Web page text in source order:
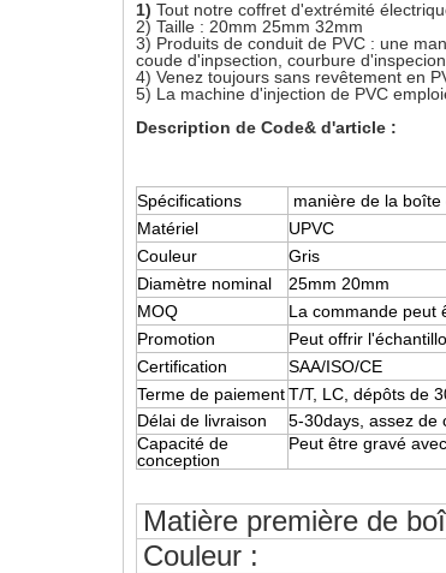
1) Tout notre coffret d'extrémité
2) Taille : 20mm 25mm 32mm
3) Produits de conduit de PVC : une
coude d'inpsection, courbure
4) Venez toujours sans revêtement en
5) La machine d'injection de PVC
Description de Code& d'article :
Spécifications
manière de la boîte
Matériel
UPVC
Couleur
Gris
Diamètre nominal
25mm 20mm
MOQ
La commande peut
Promotion
Peut offrir
Certification
SAA/ISO/CE
Terme de paiementT/T, LC, dépôts de
Délai de livraison
5-30days, assez de
Capacité de
conception
Peut être gravé
Matière première de
Couleur :